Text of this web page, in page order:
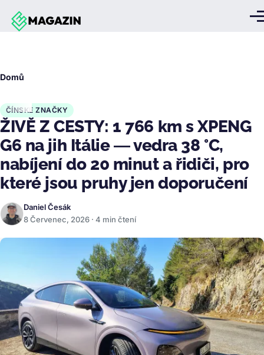
Přejít k hlavnímu obsahu
Domů
ČÍNSKÉ ZNAČKY
ŽIVĚ Z CESTY: 1 766 km s XPENG
G6 na jih Itálie — vedra 38 °C,
nabíjení do 20 minut a řidiči, pro
které jsou pruhy jen doporučení
Daniel Česák
8 Červenec, 2026 · 4 min čtení